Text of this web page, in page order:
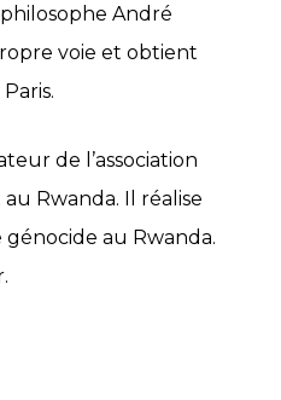
André
voie et obtient
de l’association
Rwanda. Il réalise
au Rwanda.